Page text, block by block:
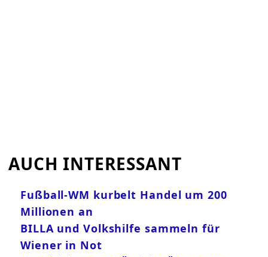
AUCH INTERESSANT
Fußball-WM kurbelt Handel um 200
Millionen an
BILLA und Volkshilfe sammeln für
Wiener in Not